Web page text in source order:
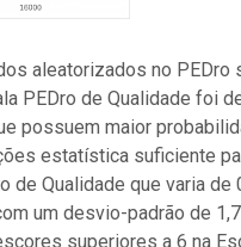
aleatorizados no PEDro
PEDro de Qualidade foi
possuem maior
estatística suficiente
de Qualidade que varia
um desvio-padrão de
superiores a 6 na